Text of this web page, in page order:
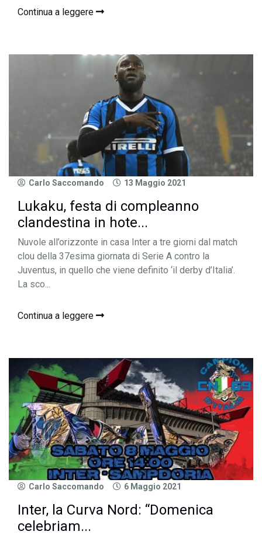
Continua a leggere
Carlo Saccomando 13 Maggio 2021
Lukaku, festa di compleanno
clandestina in hote...
Nuvole all’orizzonte in casa Inter a tre giorni dal match
clou della 37esima giornata di Serie A contro la
Juventus, in quello che viene definito ‘il derby d’Italia’.
La sco...
Continua a leggere
Carlo Saccomando 6 Maggio 2021
Inter, la Curva Nord: “Domenica
celebriam...